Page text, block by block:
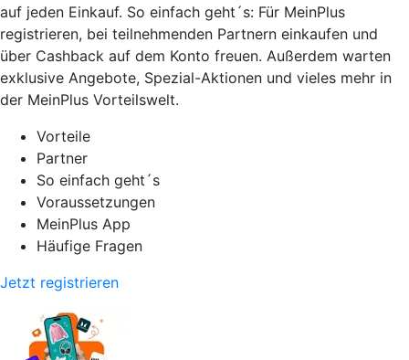
auf jeden Einkauf. So einfach geht´s: Für MeinPlus
registrieren, bei teilnehmenden Partnern einkaufen und
über Cashback auf dem Konto freuen. Außerdem warten
exklusive Angebote, Spezial-Aktionen und vieles mehr in
der MeinPlus Vorteilswelt.
Vorteile
Partner
So einfach geht´s
Voraussetzungen
MeinPlus App
Häufige Fragen
Jetzt registrieren